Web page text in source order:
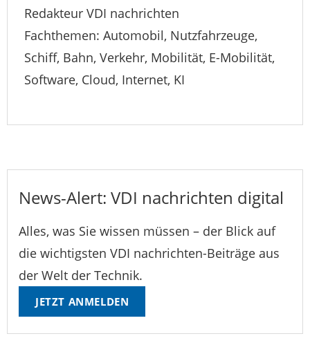
Redakteur VDI nachrichten
Fachthemen: Automobil, Nutzfahrzeuge,
Schiff, Bahn, Verkehr, Mobilität, E-Mobilität,
Software, Cloud, Internet, KI
News-Alert: VDI nachrichten digital
Alles, was Sie wissen müssen – der Blick auf
die wichtigsten VDI nachrichten-Beiträge aus
der Welt der Technik.
JETZT ANMELDEN